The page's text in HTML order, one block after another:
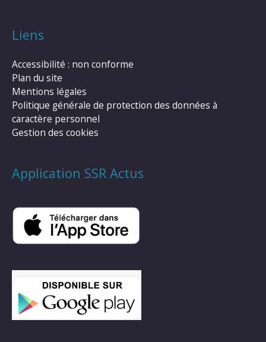
Liens
Accessibilité : non conforme
Plan du site
Mentions légales
Politique générale de protection des données à
caractère personnel
Gestion des cookies
Application SSR Actus